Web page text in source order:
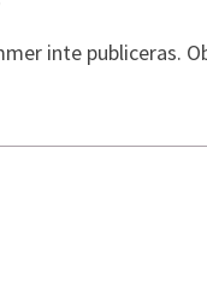
inte publiceras.